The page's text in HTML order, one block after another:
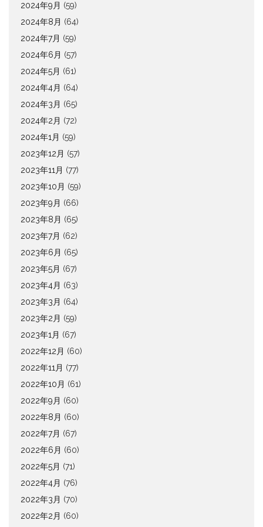
2024年9月 (59)
2024年8月 (64)
2024年7月 (59)
2024年6月 (57)
2024年5月 (61)
2024年4月 (64)
2024年3月 (65)
2024年2月 (72)
2024年1月 (59)
2023年12月 (57)
2023年11月 (77)
2023年10月 (59)
2023年9月 (66)
2023年8月 (65)
2023年7月 (62)
2023年6月 (65)
2023年5月 (67)
2023年4月 (63)
2023年3月 (64)
2023年2月 (59)
2023年1月 (67)
2022年12月 (60)
2022年11月 (77)
2022年10月 (61)
2022年9月 (60)
2022年8月 (60)
2022年7月 (67)
2022年6月 (60)
2022年5月 (71)
2022年4月 (76)
2022年3月 (70)
2022年2月 (60)